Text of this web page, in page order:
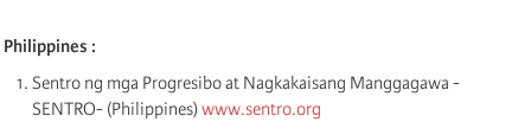
Philippines :
Sentro ng mga Progresibo at Nagkakaisang Manggagawa -
SENTRO- (Philippines)www.sentro.org